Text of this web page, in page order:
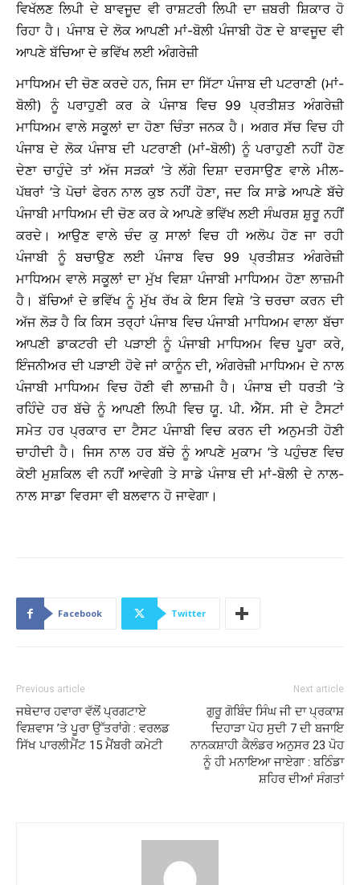
ਵਿਖੱਲਣ ਲਿਪੀ ਦੇ ਬਾਵਜੂਦ ਵੀ ਰਾਸ਼ਟਰੀ ਲਿਪੀ ਦਾ ਜ਼ਬਰੀ ਸ਼ਿਕਾਰ ਹੋ
ਰਿਹਾ ਹੈ। ਪੰਜਾਬ ਦੇ ਲੋਕ ਆਪਣੀ ਮਾਂ-ਬੋਲੀ ਪੰਜਾਬੀ ਹੋਣ ਦੇ ਬਾਵਜੂਦ ਵੀ
ਆਪਣੇ ਬੱਚਿਆ ਦੇ ਭਵਿੱਖ ਲਈ ਅੰਗਰੇਜ਼ੀ
ਮਾਧਿਅਮ ਦੀ ਚੋਣ ਕਰਦੇ ਹਨ, ਜਿਸ ਦਾ ਸਿੱਟਾ ਪੰਜਾਬ ਦੀ ਪਟਰਾਣੀ (ਮਾਂ-
ਬੋਲੀ) ਨੂੰ ਪਰਾਹੁਣੀ ਕਰ ਕੇ ਪੰਜਾਬ ਵਿਚ 99 ਪ੍ਰਤੀਸ਼ਤ ਅੰਗਰੇਜ਼ੀ
ਮਾਧਿਅਮ ਵਾਲੇ ਸਕੂਲਾਂ ਦਾ ਹੋਣਾ ਚਿੰਤਾ ਜਨਕ ਹੈ। ਅਗਰ ਸੱਚ ਵਿਚ ਹੀ
ਪੰਜਾਬ ਦੇ ਲੋਕ ਪੰਜਾਬ ਦੀ ਪਟਰਾਣੀ (ਮਾਂ-ਬੋਲੀ) ਨੂੰ ਪਰਾਹੁਣੀ ਨਹੀਂ ਹੋਣ
ਦੇਣਾ ਚਾਹੁੰਦੇ ਤਾਂ ਅੱਜ ਸੜਕਾਂ ’ਤੇ ਲੱਗੇ ਦਿਸ਼ਾ ਦਰਸਾਉਣ ਵਾਲੇ ਮੀਲ-
ਪੱਥਰਾਂ ’ਤੇ ਪੋਚਾਂ ਫੇਰਨ ਨਾਲ ਕੁਝ ਨਹੀਂ ਹੋਣਾ, ਜਦ ਕਿ ਸਾਡੇ ਆਪਣੇ ਬੱਚੇ
ਪੰਜਾਬੀ ਮਾਧਿਅਮ ਦੀ ਚੋਣ ਕਰ ਕੇ ਆਪਣੇ ਭਵਿੱਖ ਲਈ ਸੰਘਰਸ਼ ਸ਼ੁਰੂ ਨਹੀਂ
ਕਰਦੇ। ਆਉਣ ਵਾਲੇ ਚੰਦ ਕੁ ਸਾਲਾਂ ਵਿਚ ਹੀ ਅਲੋਪ ਹੋਣ ਜਾ ਰਹੀ
ਪੰਜਾਬੀ ਨੂੰ ਬਚਾਉਣ ਲਈ ਪੰਜਾਬ ਵਿਚ 99 ਪ੍ਰਤੀਸ਼ਤ ਅੰਗਰੇਜ਼ੀ
ਮਾਧਿਅਮ ਵਾਲੇ ਸਕੂਲਾਂ ਦਾ ਮੁੱਖ ਵਿਸ਼ਾ ਪੰਜਾਬੀ ਮਾਧਿਅਮ ਹੋਣਾ ਲਾਜ਼ਮੀ
ਹੈ। ਬੱਚਿਆਂ ਦੇ ਭਵਿੱਖ ਨੂੰ ਮੁੱਖ ਰੱਖ ਕੇ ਇਸ ਵਿਸ਼ੇ ’ਤੇ ਚਰਚਾ ਕਰਨ ਦੀ
ਅੱਜ ਲੋੜ ਹੈ ਕਿ ਕਿਸ ਤਰ੍ਹਾਂ ਪੰਜਾਬ ਵਿਚ ਪੰਜਾਬੀ ਮਾਧਿਅਮ ਵਾਲਾ ਬੱਚਾ
ਆਪਣੀ ਡਾਕਟਰੀ ਦੀ ਪੜਾਈ ਨੂੰ ਪੰਜਾਬੀ ਮਾਧਿਅਮ ਵਿਚ ਪੂਰਾ ਕਰੇ,
ਇੰਜਨੀਅਰ ਦੀ ਪੜਾਈ ਹੋਵੇ ਜਾਂ ਕਾਨੂੰਨ ਦੀ, ਅੰਗਰੇਜ਼ੀ ਮਾਧਿਅਮ ਦੇ ਨਾਲ
ਪੰਜਾਬੀ ਮਾਧਿਅਮ ਵਿਚ ਹੋਣੀ ਵੀ ਲਾਜ਼ਮੀ ਹੈ। ਪੰਜਾਬ ਦੀ ਧਰਤੀ ’ਤੇ
ਰਹਿੰਦੇ ਹਰ ਬੱਚੇ ਨੂੰ ਆਪਣੀ ਲਿਪੀ ਵਿਚ ਯੂ. ਪੀ. ਐੱਸ. ਸੀ ਦੇ ਟੈਸਟਾਂ
ਸਮੇਤ ਹਰ ਪ੍ਰਕਾਰ ਦਾ ਟੈਸਟ ਪੰਜਾਬੀ ਵਿਚ ਕਰਨ ਦੀ ਅਨੁਮਤੀ ਹੋਣੀ
ਚਾਹੀਦੀ ਹੈ। ਜਿਸ ਨਾਲ ਹਰ ਬੱਚੇ ਨੂੰ ਆਪਣੇ ਮੁਕਾਮ ’ਤੇ ਪਹੁੰਚਣ ਵਿਚ
ਕੋਈ ਮੁਸ਼ਕਿਲ ਵੀ ਨਹੀਂ ਆਵੇਗੀ ਤੇ ਸਾਡੇ ਪੰਜਾਬ ਦੀ ਮਾਂ-ਬੋਲੀ ਦੇ ਨਾਲ-
ਨਾਲ ਸਾਡਾ ਵਿਰਸਾ ਵੀ ਬਲਵਾਨ ਹੋ ਜਾਵੇਗਾ।
Facebook Twitter
Previous article
ਜਥੇਦਾਰ ਹਵਾਰਾ ਵੱਲੋਂ ਪ੍ਰਗਟਾਏ
ਵਿਸ਼ਵਾਸ ’ਤੇ ਪੂਰਾ ਉੱਤਰਾਂਗੇ : ਵਰਲਡ
ਸਿੱਖ ਪਾਰਲੀਮੈਂਟ 15 ਮੈਂਬਰੀ ਕਮੇਟੀ
Next article
ਗੁਰੂ ਗੋਬਿੰਦ ਸਿੰਘ ਜੀ ਦਾ ਪ੍ਰਕਾਸ਼
ਦਿਹਾੜਾ ਪੋਹ ਸੁਦੀ 7 ਦੀ ਬਜਾਇ
ਨਾਨਕਸ਼ਾਹੀ ਕੈਲੰਡਰ ਅਨੁਸਰ 23 ਪੋਹ
ਨੂੰ ਹੀ ਮਨਾਇਆ ਜਾਏਗਾ : ਬਠਿੰਡਾ
ਸ਼ਹਿਰ ਦੀਆਂ ਸੰਗਤਾਂ